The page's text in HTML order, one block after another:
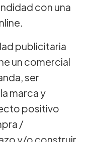
con una
publicitaria
un comercial
ser
marca y
positivo
/
y/o construir